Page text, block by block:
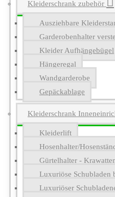
Kleiderschrank zubehör
Ausziehbare
Garderobenhalter
Kleider Aufhängebügel
Hängeregal
Wandgarderobe
Gepäckablage
Kleiderschrank
Kleiderlift
Hosenhalter/
Gürtelhalter -
Luxuriöse Schubladen
Luxuriöser